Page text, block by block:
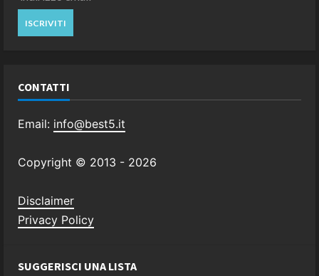
CONTATTI
Email: info@best5.it
Copyright © 2013 - 2026
Disclaimer
Privacy Policy
SUGGERISCI UNA LISTA